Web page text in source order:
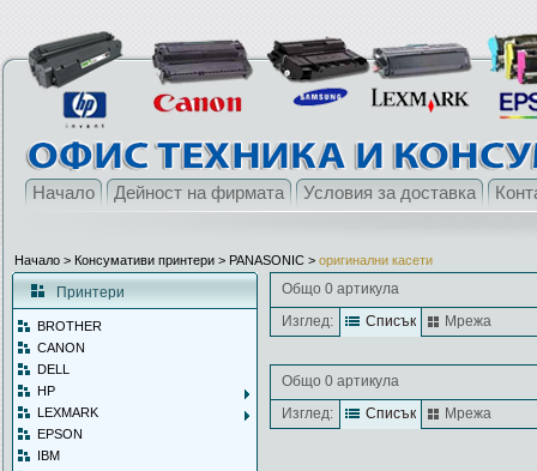
Начало Дейност на фирмата Условия за доставка
Начало > Консумативи принтери > PANASONIC > оригинални касети
Принтери
BROTHER
CANON
DELL
HP
LEXMARK
EPSON
IBM
Общо 0 артикула
Изглед:
Списък Мрежа
Общо 0 артикула
Изглед:
Списък Мрежа